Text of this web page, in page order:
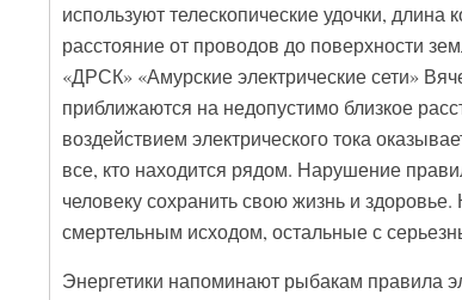
используют телескопические удочки,
расстояние от проводов до поверхности
«ДРСК» «Амурские электрические сети»
приближаются на недопустимо близкое
воздействием электрического тока
все, кто находится рядом. Нарушение
человеку сохранить свою жизнь и
смертельным исходом, остальные с
Энергетики напоминают рыбакам правила